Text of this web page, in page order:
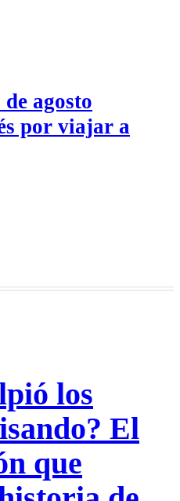
agosto
por viajar a
los
El
que